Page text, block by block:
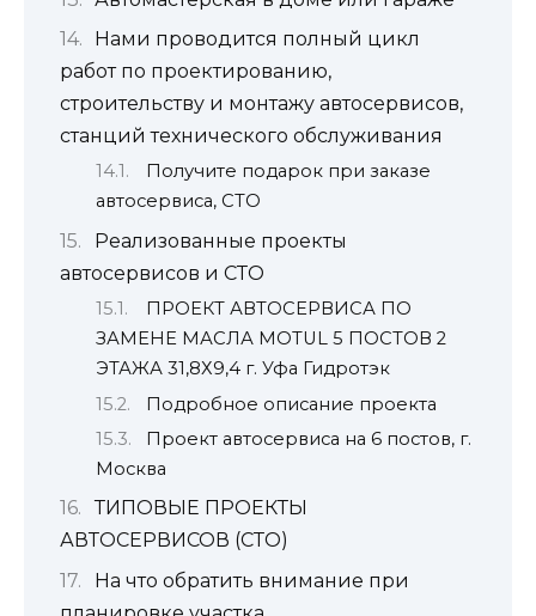
Нами проводится полный цикл
работ по проектированию,
строительству и монтажу автосервисов,
станций технического обслуживания
Получите подарок при заказе
автосервиса, СТО
Реализованные проекты
автосервисов и СТО
ПРОЕКТ АВТОСЕРВИСА ПО
ЗАМЕНЕ МАСЛА MOTUL 5 ПОСТОВ 2
ЭТАЖА 31,8Х9,4 г. Уфа Гидротэк
Подробное описание проекта
Проект автосервиса на 6 постов, г.
Москва
ТИПОВЫЕ ПРОЕКТЫ
АВТОСЕРВИСОВ (СТО)
На что обратить внимание при